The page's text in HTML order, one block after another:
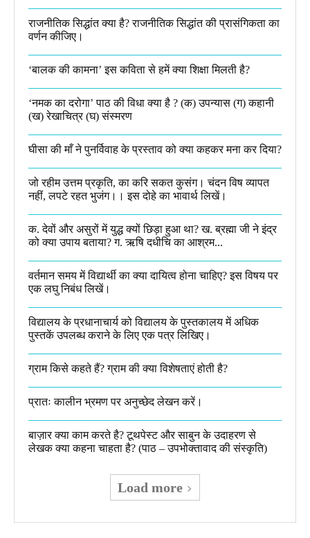
राजनीतिक सिद्धांत क्या है? राजनीतिक सिद्धांत की प्रासंगिकता का
वर्णन कीजिए।
‘बालक की कामना’ इस कविता से हमें क्या शिक्षा मिलती है?
‘नमक का दरोगा’ पाठ की विधा क्या है ? (क) उपन्यास (ग) कहानी
(ख) रेखाचित्र (घ) संस्मरण​
घीसा की माँ ने पुनर्विवाह के प्रस्ताव को क्या कहकर मना कर दिया?
जो रहीम उत्तम प्रकृति, का करि सकत कुसंग। चंदन विष व्यापत
नहीं, लपटे रहत भुजंग।। इस दोहे का भावार्थ लिखें।
क. देवों और असुरों में युद्ध क्यों छिड़ा हुआ था? ख. ब्रह्मा जी ने इंद्र
को क्या उपाय बताया? ग. ऋषि दधीचि का आश्रम...
वर्तमान समय में विद्यार्थी का क्या दायित्व होना चाहिए? इस विषय पर
एक लघु निबंध लिखें।
विद्यालय के प्रधानाचार्य को विद्यालय के पुस्तकालय में अधिक
पुस्तकें उपलब्ध कराने के लिए एक पत्र लिखिए।
ग्राम किसे कहते हैं? ग्राम की क्या विशेषताएं होती है?​
प्रातः कालीन भ्रमण पर अनुच्छेद लेखन करें।
बाज़ार क्या काम करते है? टूथपेस्ट और साबुन के उदाहरण से
लेखक क्या कहना चाहता है? (पाठ – उपभोक्तावाद की संस्कृति)
Load more